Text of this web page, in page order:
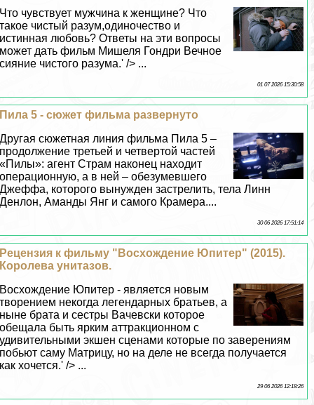
Что чувствует мужчина к женщине? Что
такое чистый разум,одиночество и
истинная любовь? Ответы на эти вопросы
может дать фильм Мишеля Гондри Вечное
сияние чистого разума.' /> ...
01 07 2026 15:30:58
Пила 5 - сюжет фильма развернуто
Другая сюжетная линия фильма Пила 5 –
продолжение третьей и четвертой частей
«Пилы»: агент Страм наконец находит
операционную, а в ней – обезумевшего
Джеффа, которого вынужден застрелить, тела Линн
Денлон, Амaнды Янг и самого Крамера....
30 06 2026 17:51:14
Рецензия к фильму "Восхождение Юпитер" (2015).
Королева унитазов.
Восхождение Юпитер - является новым
творением некогда легендарных братьев, а
ныне брата и сестры Вачевски которое
обещала быть ярким аттpaкционном с
удивительными экшен сценами которые по заверениям
побьют саму Матрицу, но на деле не всегда получается
как хочется.' /> ...
29 06 2026 12:18:26